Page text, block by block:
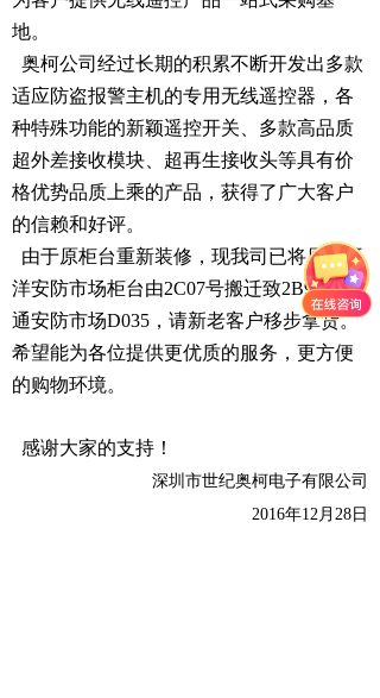
地。
奥柯公司经过长期的积累不断开发出多款
适应防盗报警主机的专用无线遥控器，各
种特殊功能的新颖遥控开关、多款高品质
超外差接收模块、超再生接收头等具有价
格优势品质上乘的产品，获得了广大客户
的信赖和好评。
由于原柜台重新装修， 现我司已将原太平
洋安防市场柜台由2C07号搬迁致2B93与汇
通安防市场D035，请新老客户移步拿货。
希望能为各位提供更优质的服务，更方便
的购物环境。
感谢大家的支持！
深圳市世纪奥柯电子有限公司
2016年12月28日